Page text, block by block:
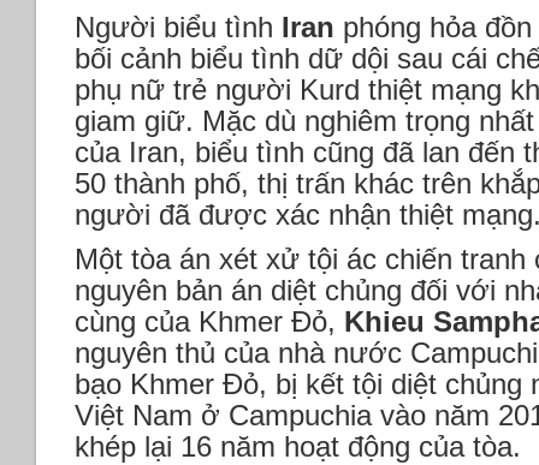
Người biểu tình Iran phóng hỏa
bối cảnh biểu tình dữ dội sau cái
phụ nữ trẻ người Kurd thiệt mạng
giam giữ. Mặc dù nghiêm trọng
của Iran, biểu tình cũng đã lan đến
50 thành phố, thị trấn khác trên
người đã được xác nhận thiệt
Một tòa án xét xử tội ác chiến
nguyên bản án diệt chủng đối với
cùng của Khmer Đỏ, Khieu
nguyên thủ của nhà nước
bạo Khmer Đỏ, bị kết tội diệt chủng
Việt Nam ở Campuchia vào năm
khép lại 16 năm hoạt động của tòa.